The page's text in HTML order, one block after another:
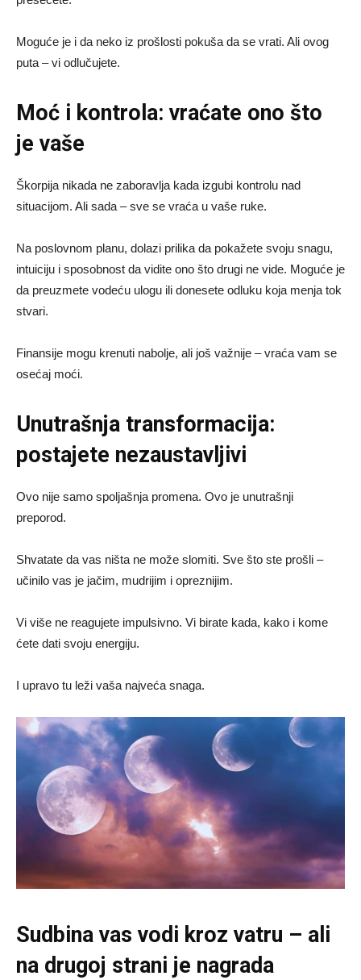
Moguće je i da neko iz prošlosti pokuša da se vrati. Ali ovog
puta – vi odlučujete.
Moć i kontrola: vraćate ono što
je vaše
Škorpija nikada ne zaboravlja kada izgubi kontrolu nad
situacijom. Ali sada – sve se vraća u vaše ruke.
Na poslovnom planu, dolazi prilika da pokažete svoju snagu,
intuiciju i sposobnost da vidite ono što drugi ne vide. Moguće je
da preuzmete vodeću ulogu ili donesete odluku koja menja tok
stvari.
Finansije mogu krenuti nabolje, ali još važnije – vraća vam se
osećaj moći.
Unutrašnja transformacija:
postajete nezaustavljivi
Ovo nije samo spoljašnja promena. Ovo je unutrašnji
preporod.
Shvatate da vas ništa ne može slomiti. Sve što ste prošli –
učinilo vas je jačim, mudrijim i opreznijim.
Vi više ne reagujete impulsivno. Vi birate kada, kako i kome
ćete dati svoju energiju.
I upravo tu leži vaša najveća snaga.
Sudbina vas vodi kroz vatru – ali
na drugoj strani je nagrada